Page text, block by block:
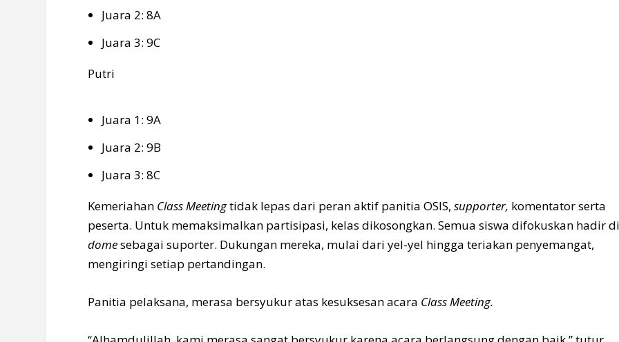
Juara 2: 8A
Juara 3: 9C
Putri
Juara 1: 9A
Juara 2: 9B
Juara 3: 8C
Kemeriahan Class Meetingtidak lepas dari peran aktif panitia OSIS,supporter, komentator serta
peserta. Untuk memaksimalkan partisipasi, kelas dikosongkan. Semua siswa difokuskan hadir
domesebagai suporter. Dukungan mereka, mulai dari yel-yel hingga teriakan penyemangat,
mengiringi setiap pertandingan.
Panitia pelaksana, merasa bersyukur atas kesuksesan acara Class Meeting.